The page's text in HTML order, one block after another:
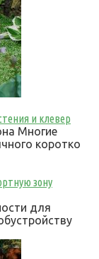
и клевер
Многие
коротко
зону
для